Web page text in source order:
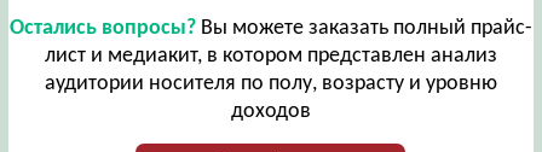
Остались вопросы?Вы можете заказать полный прайс-
лист и медиакит, в котором представлен анализ
аудитории носителя по полу, возрасту и уровню
доходов